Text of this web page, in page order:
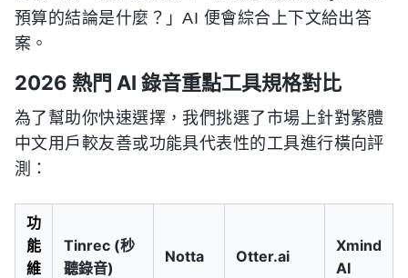
預算的結論是什麼？」AI 便會綜合上下文給出答
案。
2026 熱門 AI 錄音重點工具規格對比
為了幫助你快速選擇，我們挑選了市場上針對繁體
中文用戶較友善或功能具代表性的工具進行橫向評
測：
功
能
維
Tinrec (秒
聽錄音)
Notta Otter.ai
Xmind
AI